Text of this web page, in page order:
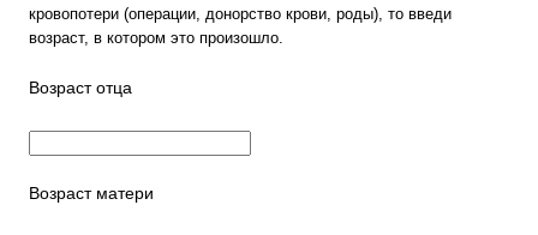
кровопотери (операции, донорство крови, роды), то введи
возраст, в котором это произошло.
Возраст отца
Возраст матери